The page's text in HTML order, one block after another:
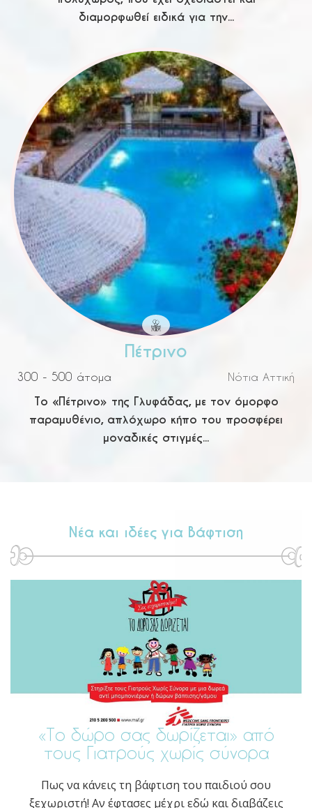
διαμορφωθεί ειδικά για την...
Πέτρινο
Νότια Αττική
300 - 500 άτομα
Το «Πέτρινο» της Γλυφάδας, με τον όμορφο
παραμυθένιο, απλόχωρο κήπο του προσφέρει
μοναδικές στιγμές...
Νέα και ιδέες για Βάφτιση
Οι υποχρεώσεις του νονού και
της νονάς
«Το δώρο σας δωρίζεται» από
τους Γιατρούς χωρίς σύνορα
Πως να κάνεις τη βάφτιση του παιδιού σου
ξεχωριστή! Αν έφτασες μέχρι εδώ και διαβάζεις
Θα γίνω νονά! Πώς θα διαλέξω τα
βαπτιστικά;